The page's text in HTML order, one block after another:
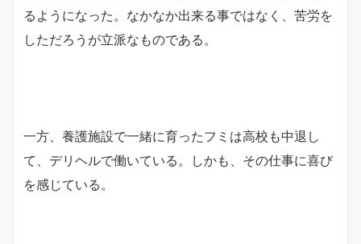
るようになった。なかなか出来る事ではなく、苦労を
しただろうが立派なものである。
一方、養護施設で一緒に育ったフミは高校も中退し
て、デリヘルで働いている。しかも、その仕事に喜び
を感じている。